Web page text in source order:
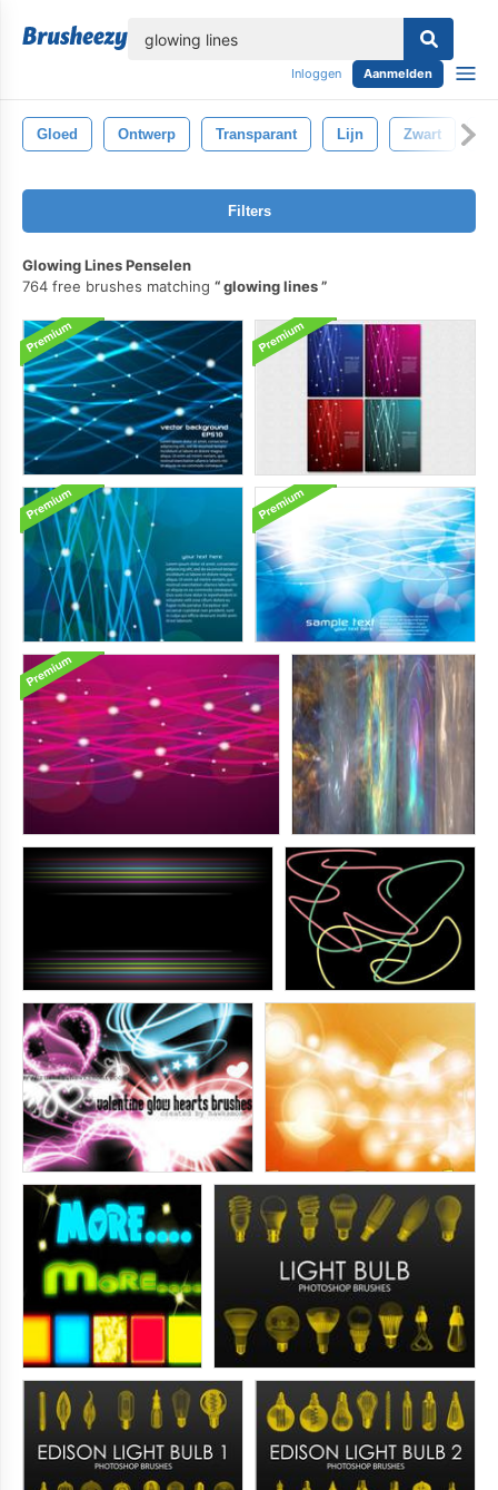
Inloggen Aanmelden
Gloed Ontwerp Transparant Lijn Zwart
Filters
Glowing Lines Penselen
764 free brushes matching
glowing lines